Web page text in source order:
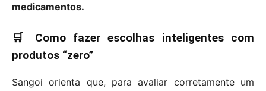
medicamentos.
🛒 Como fazer escolhas inteligentes com
produtos “zero”
Sangoi orienta que, para avaliar corretamente um